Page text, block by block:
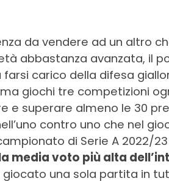
da vendere ad un altro
abbastanza avanzata, il
carico della difesa
giochi tre competizioni
e superare almeno le 30
contro uno che nel
di Serie A 2022/
media voto più alta
una sola partita in